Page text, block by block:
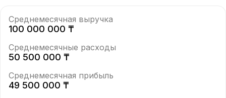
Среднемесячная выручка
100 000 000 ₸
Среднемесячные расходы
50 500 000 ₸
Среднемесячная прибыль
49 500 000 ₸